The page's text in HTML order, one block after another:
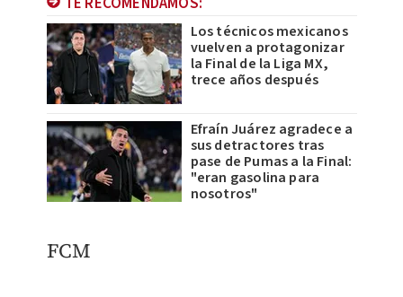
Los técnicos mexicanos
vuelven a protagonizar
la Final de la Liga MX,
trece años después
Efraín Juárez agradece a
sus detractores tras
pase de Pumas a la Final:
"eran gasolina para
nosotros"
FCM